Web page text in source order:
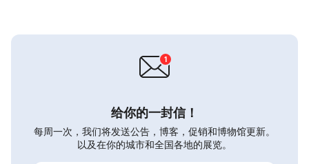
给你的一封信！
每周一次，我们将发送公告，博客，促销和博物馆更新。
以及在你的城市和全国各地的展览。